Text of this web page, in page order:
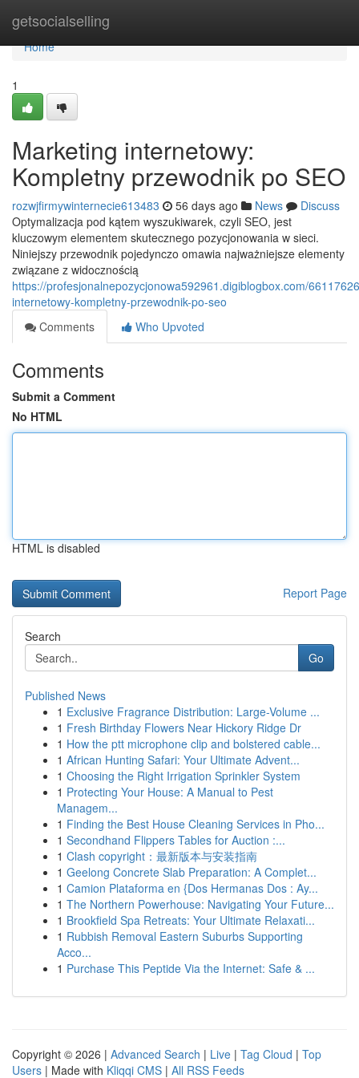
getsocialselling
Home
Home
1
Marketing internetowy:
Kompletny przewodnik po SEO
rozwjfirmywinternecie613483 56 days ago News
Discuss
Optymalizacja pod kątem wyszukiwarek, czyli SEO, jest
kluczowym elementem skutecznego pozycjonowania w sieci.
Niniejszy przewodnik pojedynczo omawia najważniejsze elementy
związane z widocznością
https://profesjonalnepozycjonowa592961.digiblogbox.com/
internetowy-kompletny-przewodnik-po-seo
Comments
Who Upvoted
Comments
Submit a Comment
No HTML
HTML is disabled
Report Page
Search
Go
Published News
1 Exclusive Fragrance Distribution: Large-Volume ...
1 Fresh Birthday Flowers Near Hickory Ridge Dr
1 How the ptt microphone clip and bolstered cable...
1 African Hunting Safari: Your Ultimate Advent...
1 Choosing the Right Irrigation Sprinkler System
1 Protecting Your House: A Manual to Pest
Managem...
1 Finding the Best House Cleaning Services in Pho...
1 Secondhand Flippers Tables for Auction :...
1 Clash copyright：最新版本与安装指南
1 Geelong Concrete Slab Preparation: A Complet...
1 Camion Plataforma en {Dos Hermanas Dos : Ay...
1 The Northern Powerhouse: Navigating Your Future...
1 Brookfield Spa Retreats: Your Ultimate Relaxati...
1 Rubbish Removal Eastern Suburbs Supporting
Acco...
1 Purchase This Peptide Via the Internet: Safe & ...
Copyright © 2026 | Advanced Search | Live | Tag Cloud | Top
Users | Made with Kliqqi CMS | All RSS Feeds